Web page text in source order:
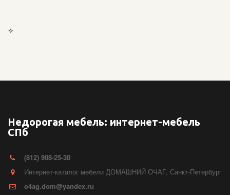
✧
Недорогая мебель: интернет-мебель
СПб
(812) 908-25-30
Интернет-каталог мебели ДОМАШНИЙ ОЧАГ, Санкт-Петербург
o4ag.dom@yandex.ru